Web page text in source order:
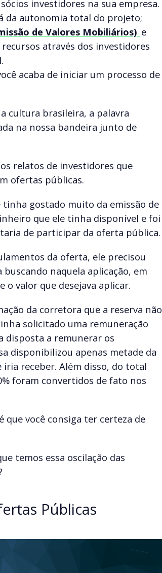
investidores na sua empresa.
da autonomia total do projeto;
de Valores Mobiliários) e
através dos investidores
acaba de iniciar um processo de
cultura brasileira, a palavra
na nossa bandeira junto de
relatos de investidores que
ofertas públicas.
gostado muito da emissão de
que ele tinha disponível e foi
de participar da oferta pública.
da oferta, ele precisou
naquela aplicação, em
o valor que desejava aplicar.
da corretora que a reserva não
solicitado uma remuneração
disposta a remunerar os
disponibilizou apenas metade da
iria receber. Além disso, do total
foram convertidos de fato nos
que você consiga ter certeza de
temos essa oscilação das
Públicas